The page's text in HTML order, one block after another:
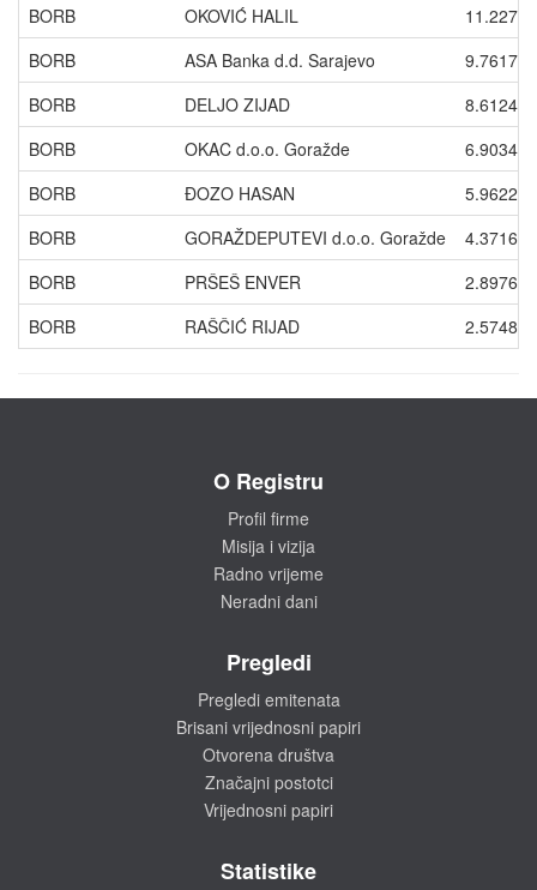
BORB
OKOVIĆ HALIL
11.2275
BORB
ASA Banka d.d. Sarajevo
9.7617
BORB
DELJO ZIJAD
8.6124
BORB
OKAC d.o.o. Goražde
6.9034
BORB
ĐOZO HASAN
5.9622
BORB
GORAŽDEPUTEVI d.o.o. Goražde
4.3716
BORB
PRŠEŠ ENVER
2.8976
BORB
RAŠČIĆ RIJAD 2.5748
O Registru
Profil firme
Misija i vizija
Radno vrijeme
Neradni dani
Pregledi
Pregledi emitenata
Brisani vrijednosni papiri
Otvorena društva
Značajni postotci
Vrijednosni papiri
Statistike